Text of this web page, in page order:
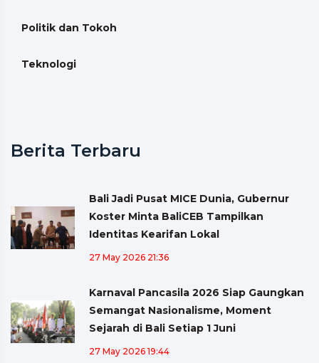
Politik dan Tokoh
Teknologi
Berita Terbaru
Bali Jadi Pusat MICE Dunia, Gubernur
Koster Minta BaliCEB Tampilkan
Identitas Kearifan Lokal
27 May 2026 21:36
Karnaval Pancasila 2026 Siap Gaungkan
Semangat Nasionalisme, Moment
Sejarah di Bali Setiap 1 Juni
27 May 2026 19:44